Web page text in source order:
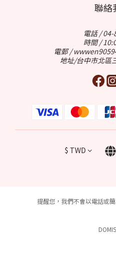
聯絡
電話 /
時間 /
電郵 /
地址/台中市北區
$ TWD
提醒您，我們不會以電話或